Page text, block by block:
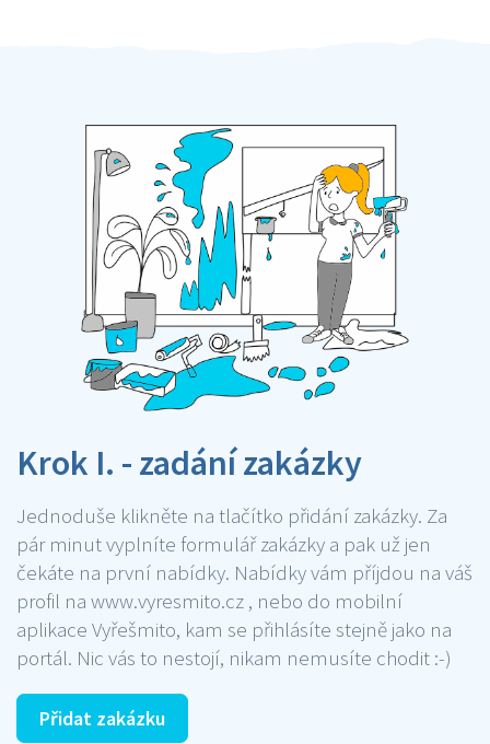
Krok I. - zadání zakázky
Jednoduše klikněte na tlačítko přidání zakázky. Za
pár minut vyplníte formulář zakázky a pak už jen
čekáte na první nabídky. Nabídky vám příjdou na váš
profil na www.vyresmito.cz , nebo do mobilní
aplikace Vyřešmito, kam se přihlásíte stejně jako na
portál. Nic vás to nestojí, nikam nemusíte chodit :-)
Přidat zakázku